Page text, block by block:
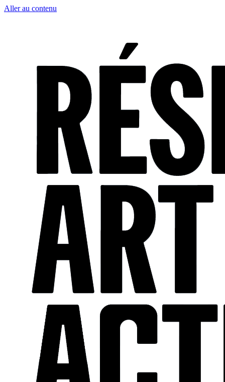
Aller au contenu